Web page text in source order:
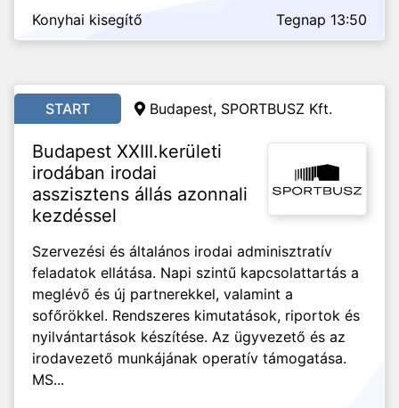
Konyhai kisegítő Tegnap 13:50
START Budapest, SPORTBUSZ Kft.
Budapest XXIII.kerületi
irodában irodai
asszisztens állás azonnali
kezdéssel
Szervezési és általános irodai adminisztratív
feladatok ellátása. Napi szintű kapcsolattartás a
meglévő és új partnerekkel, valamint a
sofőrökkel. Rendszeres kimutatások, riportok és
nyilvántartások készítése. Az ügyvezető és az
irodavezető munkájának operatív támogatása.
MS...